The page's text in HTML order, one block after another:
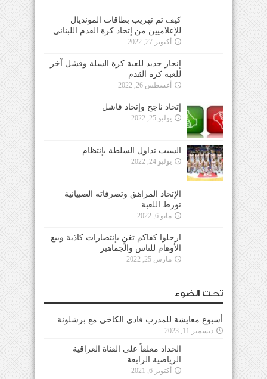
كيف تم تهريب بطاقات المونديال
للإعلاميين من إتحاد كرة القدم اللبناني
أكتوبر 27, 2022
إنجاز جديد للعبة كرة السلة وفشل آخر
للعبة كرة القدم
أغسطس 26, 2022
إتحاد ناجح وإتحاد فاشل
يوليو 25, 2022
السبب تداول السلطة بإنتظام
يوليو 24, 2022
الإتحاد المراهق وتصرفاته الصبيانية
تورط اللعبة
مايو 6, 2022
ارحلوا كفاكم تغنٍ بإنتصارات كاذبة وبيع
الأوهام للناس والجماهير
مارس 25, 2022
تحت الضوء
أسبوع معايشة للمدرب فادي الكاخي مع برشلونة
ديسمبر 11, 2023
الحداد معلقاً على القناة العراقية
الرياضية الرابعة
أكتوبر 6, 2021